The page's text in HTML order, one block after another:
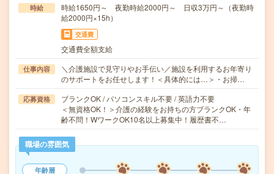
時給
時給1650円～ 夜勤時給2000円～ 日収3万円～（夜勤時
給2000円×15h）
交通費
交通費全額支給
仕事内容
＼介護施設で見守りやお手伝い／施設を利用するお年寄り
のサポートをお任せします！＜具体的には…＞・お掃…
応募資格
ブランクOK / パソコンスキル不要 / 英語力不要
＜無資格OK！＞介護の経験をお持ちの方ブランクOK・年
齢不問！WワークOK10名以上募集中！履歴書不…
職場の雰囲気
年齢層